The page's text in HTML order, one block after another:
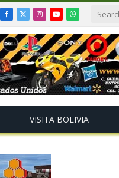
Facebook
X
(Twitter)
Instagram
YouTubeWhatsApp
VISITA BOLIVIA